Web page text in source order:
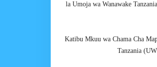
la Umoja wa Wanawake
Katibu Mkuu wa Chama Cha
Tanzania